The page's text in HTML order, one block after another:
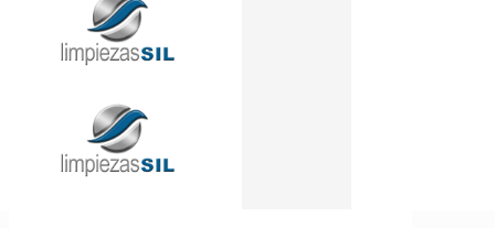
Limpieza de Comunidades